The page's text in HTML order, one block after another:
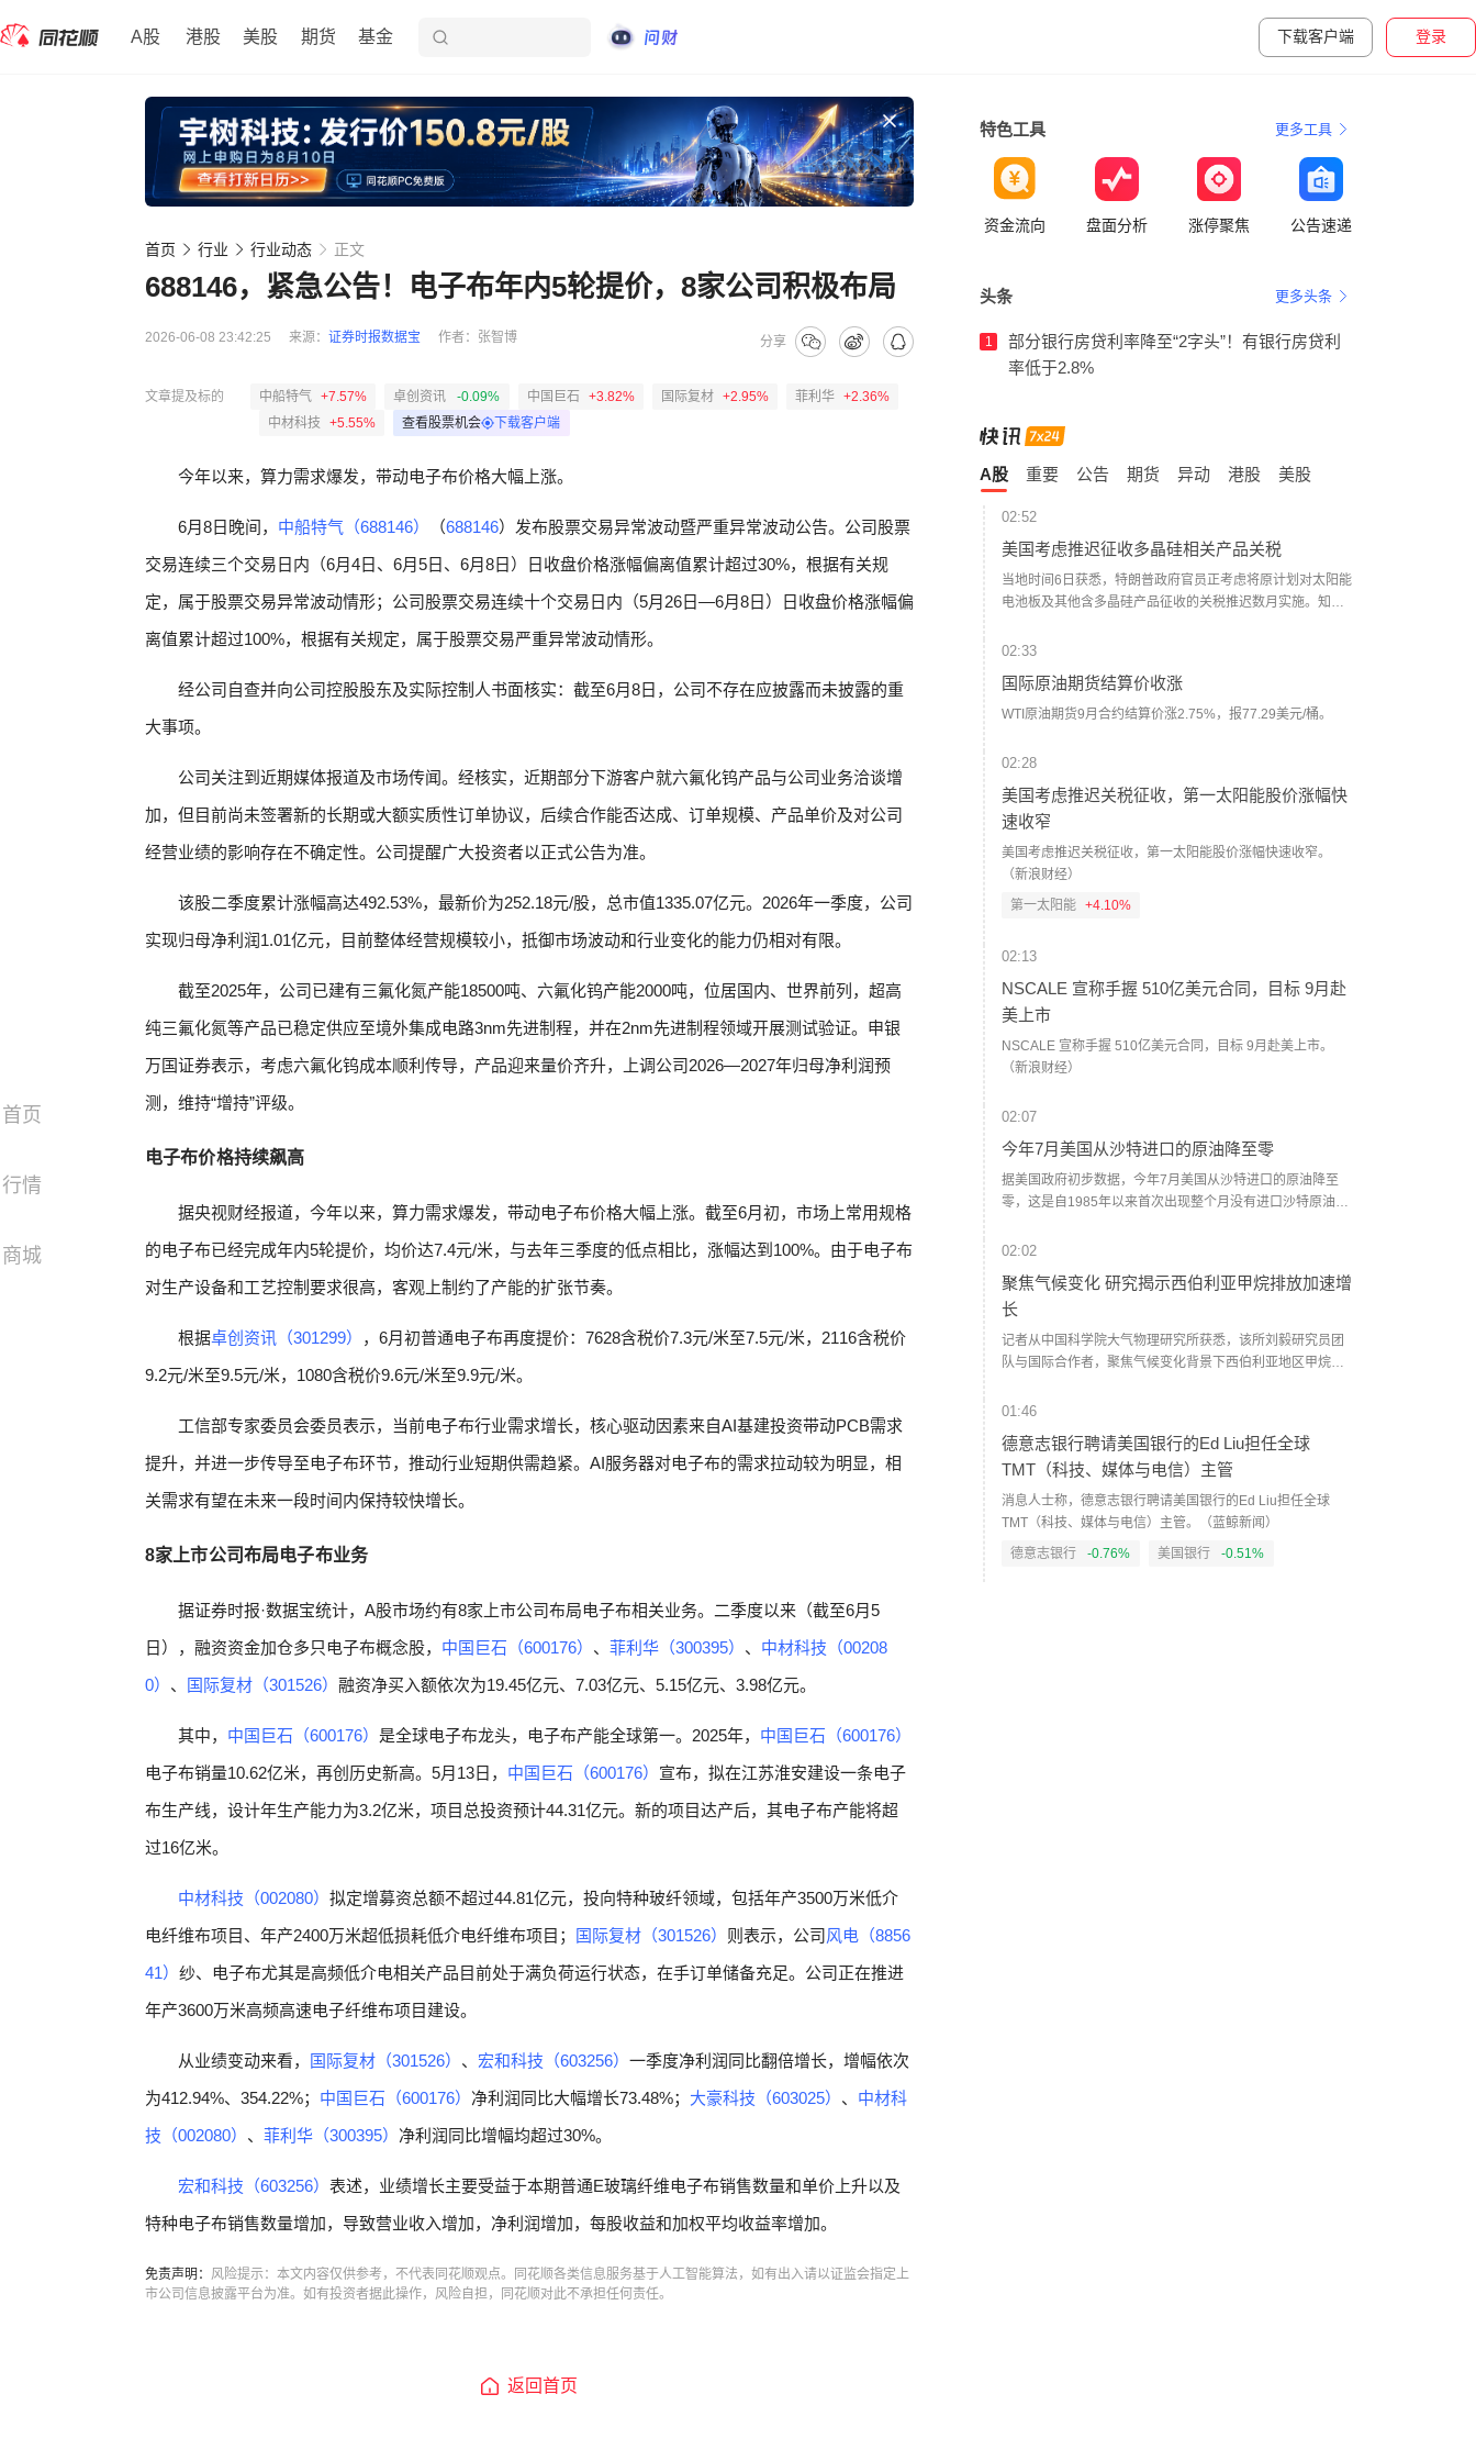
A股 港股 美股 期货 基金 下载客户端 登录
首页
行情
商城
首页 行业 行业动态 正文
688146，紧急公告！电子布年内5轮提价，8家公司积极布局
2026-06-08 23:42:25 来源： 证券时报数据宝 作者： 张智博 分享
文章提及标的 中船特气 +7.57% 卓创资讯 -0.09% 中国巨石 +3.82% 国际复材 +2.95% 菲利华 +2.36%
中材科技
+5.55% 查看股票机会 下载客户端
今年以来，算力需求爆发，带动电子布价格大幅上涨。
6月8日晚间， 中船特气（688146） （688146）发布股票交易异常波动暨严重异常波动公告。公司股票
交易连续三个交易日内（6月4日、6月5日、6月8日）日收盘价格涨幅偏离值累计超过30%，根据有关规
定，属于股票交易异常波动情形；公司股票交易连续十个交易日内（5月26日—6月8日）日收盘价格涨幅偏
离值累计超过100%，根据有关规定，属于股票交易严重异常波动情形。
经公司自查并向公司控股股东及实际控制人书面核实：截至6月8日，公司不存在应披露而未披露的重
大事项。
公司关注到近期媒体报道及市场传闻。经核实，近期部分下游客户就六氟化钨产品与公司业务洽谈增
加，但目前尚未签署新的长期或大额实质性订单协议，后续合作能否达成、订单规模、产品单价及对公司
经营业绩的影响存在不确定性。公司提醒广大投资者以正式公告为准。
该股二季度累计涨幅高达492.53%，最新价为252.18元/股，总市值1335.07亿元。2026年一季度，公司
实现归母净利润1.01亿元，目前整体经营规模较小，抵御市场波动和行业变化的能力仍相对有限。
截至2025年，公司已建有三氟化氮产能18500吨、六氟化钨产能2000吨，位居国内、世界前列，超高
纯三氟化氮等产品已稳定供应至境外集成电路3nm先进制程，并在2nm先进制程领域开展测试验证。申银
万国证券表示，考虑六氟化钨成本顺利传导，产品迎来量价齐升，上调公司2026—2027年归母净利润预
测，维持“增持”评级。
电子布价格持续飙高
据央视财经报道，今年以来，算力需求爆发，带动电子布价格大幅上涨。截至6月初，市场上常用规格
的电子布已经完成年内5轮提价，均价达7.4元/米，与去年三季度的低点相比，涨幅达到100%。由于电子布
对生产设备和工艺控制要求很高，客观上制约了产能的扩张节奏。
根据卓创资讯（301299）
，6月初普通电子布再度提价：7628含税价7.3元/米至7.5元/米，2116含税价
9.2元/米至9.5元/米，1080含税价9.6元/米至9.9元/米。
工信部专家委员会委员表示，当前电子布行业需求增长，核心驱动因素来自AI基建投资带动PCB需求
提升，并进一步传导至电子布环节，推动行业短期供需趋紧。AI服务器对电子布的需求拉动较为明显，相
关需求有望在未来一段时间内保持较快增长。
8家上市公司布局电子布业务
据证券时报·数据宝统计，A股市场约有8家上市公司布局电子布相关业务。二季度以来（截至6月5
日），融资资金加仓多只电子布概念股， 中国巨石（600176） 、 菲利华（300395） 、 中材科技（00208
0） 、 国际复材（301526） 融资净买入额依次为19.45亿元、7.03亿元、5.15亿元、3.98亿元。
其中， 中国巨石（600176） 是全球电子布龙头，电子布产能全球第一。2025年， 中国巨石（600176）
电子布销量10.62亿米，再创历史新高。5月13日， 中国巨石（600176） 宣布，拟在江苏淮安建设一条电子
布生产线，设计年生产能力为3.2亿米，项目总投资预计44.31亿元。新的项目达产后，其电子布产能将超
过16亿米。
中材科技（002080） 拟定增募资总额不超过44.81亿元，投向特种玻纤领域，包括年产3500万米低介
电纤维布项目、年产2400万米超低损耗低介电纤维布项目；
国际复材（301526） 则表示，公司风电（8856
41） 纱、电子布尤其是高频低介电相关产品目前处于满负荷运行状态，在手订单储备充足。公司正在推进
年产3600万米高频高速电子纤维布项目建设。
从业绩变动来看， 国际复材（301526） 、 宏和科技（603256） 一季度净利润同比翻倍增长，增幅依次
为412.94%、354.22%； 中国巨石（600176） 净利润同比大幅增长73.48%； 大豪科技（603025） 、 中材科
技（002080） 、 菲利华（300395） 净利润同比增幅均超过30%。
宏和科技（603256） 表述，业绩增长主要受益于本期普通E玻璃纤维电子布销售数量和单价上升以及
特种电子布销售数量增加，导致营业收入增加，净利润增加，每股收益和加权平均收益率增加。
免责声明： 风险提示：本文内容仅供参考，不代表同花顺观点。同花顺各类信息服务基于人工智能算法，如有出入请以证监会指定上
市公司信息披露平台为准。如有投资者据此操作，风险自担，同花顺对此不承担任何责任。
返回首页
特色工具 更多工具
资金流向 盘面分析 涨停聚焦 公告速递
头条 更多头条
1
部分银行房贷利率降至“2字头”！有银行房贷利
率低于2.8%
A股 重要 公告 期货 异动 港股 美股
02:52
美国考虑推迟征收多晶硅相关产品关税
当地时间6日获悉，特朗普政府官员正考虑将原计划对太阳能
电池板及其他含多晶硅产品征收的关税推迟数月实施。知情
税，但官员正在考虑设置90至120天的过渡期。据悉，这一安
前加快进口。（央视新闻）
02:33
国际原油期货结算价收涨
WTI原油期货9月合约结算价涨2.75%，报77.29美元/桶。
02:28
美国考虑推迟关税征收，第一太阳能股价涨幅快
速收窄
美国考虑推迟关税征收，第一太阳能股价涨幅快速收窄。
（新浪财经）
第一太阳能 +4.10%
02:13
NSCALE 宣称手握 510亿美元合同，目标 9月赴
美上市
NSCALE 宣称手握 510亿美元合同，目标 9月赴美上市。
（新浪财经）
02:07
今年7月美国从沙特进口的原油降至零
据美国政府初步数据，今年7月美国从沙特进口的原油降至
零，这是自1985年以来首次出现整个月没有进口沙特原油的
02:02
聚焦气候变化 研究揭示西伯利亚甲烷排放加速增
长
记者从中国科学院大气物理研究所获悉，该所刘毅研究员团
队与国际合作者，聚焦气候变化背景下西伯利亚地区甲烷排
升甲烷释放、导致甲烷排放显著增加的机理。这项研究定量
变机制，为全球甲烷减排政策制定和区域气候阈值研究提供
了新的科学依据。相关成果近日在国际学术期刊《科学》发
表。（央视新闻）
01:46
德意志银行聘请美国银行的Ed Liu担任全球
TMT（科技、媒体与电信）主管
消息人士称，德意志银行聘请美国银行的Ed Liu担任全球
TMT（科技、媒体与电信）主管。（蓝鲸新闻）
德意志银行
-0.76% 美国银行 -0.51%